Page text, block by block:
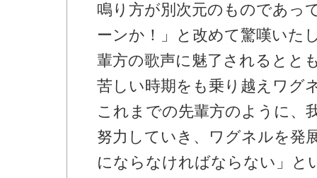
鳴り方が別次元のものであっ
ーンか！」と改めて驚嘆いた
輩方の歌声に魅了されるとと
苦しい時期をも乗り越えワグ
これまでの先輩方のように、
努力していき、ワグネルを発
にならなければならない」と